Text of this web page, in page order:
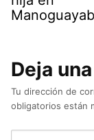
Deja
Tu dirección de
obligatorios están